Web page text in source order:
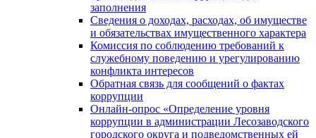
заполнения
Сведения о доходах, расходах, об имуществе
и обязательствах имущественного характера
Комиссия по соблюдению требований к
служебному поведению и урегулированию
конфликта интересов
Обратная связь для сообщений о фактах
коррупции
Онлайн-опрос «Определение уровня
коррупции в администрации Лесозаводского
городского округа и подведомственных ей